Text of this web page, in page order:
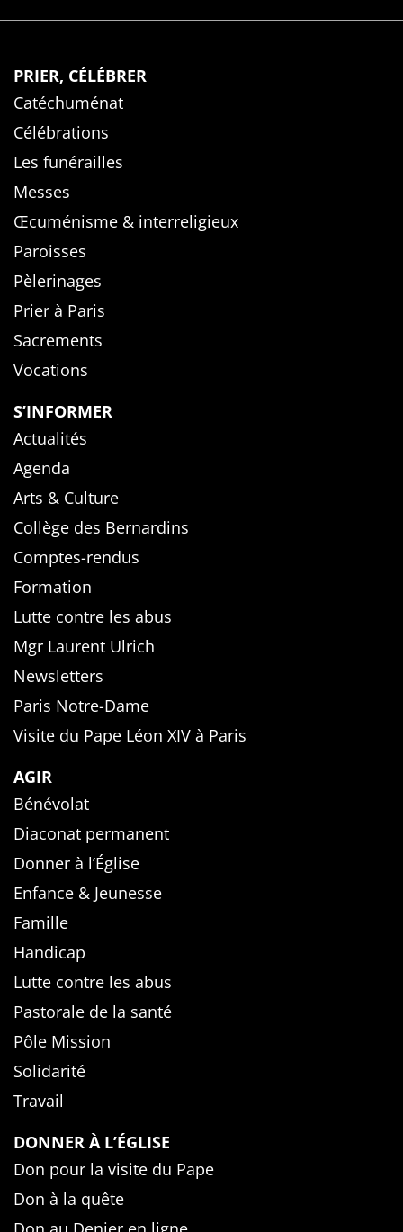
PRIER, CÉLÉBRER
Catéchuménat
Célébrations
Les funérailles
Messes
Œcuménisme & interreligieux
Paroisses
Pèlerinages
Prier à Paris
Sacrements
Vocations
S’INFORMER
Actualités
Agenda
Arts & Culture
Collège des Bernardins
Comptes-rendus
Formation
Lutte contre les abus
Mgr Laurent Ulrich
Newsletters
Paris Notre-Dame
Visite du Pape Léon XIV à Paris
AGIR
Bénévolat
Diaconat permanent
Donner à l’Église
Enfance & Jeunesse
Famille
Handicap
Lutte contre les abus
Pastorale de la santé
Pôle Mission
Solidarité
Travail
DONNER À L’ÉGLISE
Don pour la visite du Pape
Don à la quête